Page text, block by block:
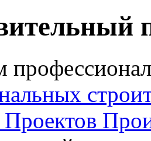
Проектов